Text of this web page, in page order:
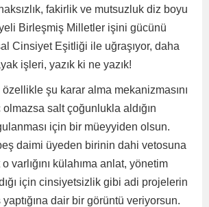
fakirlik ve mutsuzluk diz boyu
Birleşmiş Milletler işini gücünü
Cinsiyet Eşitliği ile uğraşıyor, daha
işleri, yazık ki ne yazık!
şu karar alma mekanizmasını
salt çoğunlukla aldığın
için bir müeyyiden olsun.
daimi üyeden birinin dahi vetosuna
varlığını külahıma anlat, yönetim
için cinsiyetsizlik gibi adi projelerin
dair bir görüntü veriyorsun.